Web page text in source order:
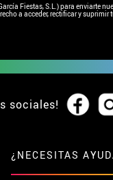
Fiestas, S.L.) para enviarte
a acceder, rectificar y
sociales!
¿NECESITAS